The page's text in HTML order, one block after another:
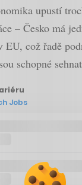
upustí
– Česko má
EU, což řadě
schopné
Jobs